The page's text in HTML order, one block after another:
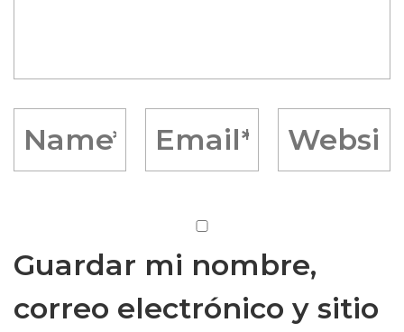
Guardar mi nombre,
correo electrónico y sitio